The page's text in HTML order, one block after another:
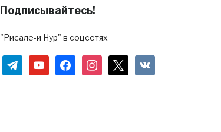
Подписывайтесь!
"Рисале-и Нур" в соцсетях
telegramyoutubefacebookinstagram vkontakte